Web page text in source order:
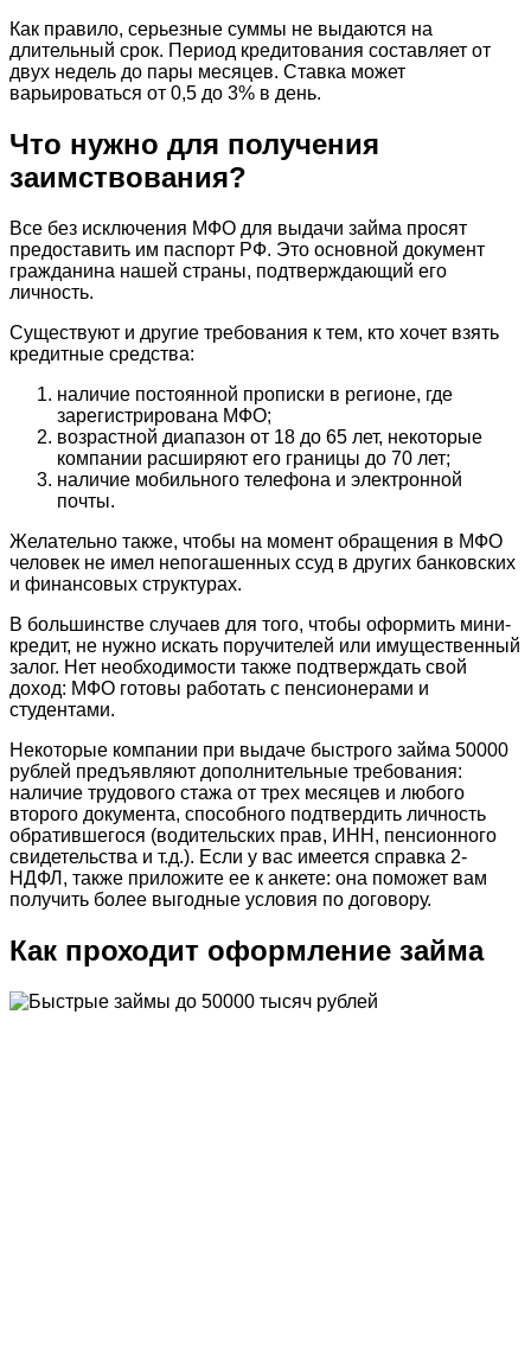
Как правило, серьезные суммы не выдаются на
длительный срок. Период кредитования составляет от
двух недель до пары месяцев. Ставка может
варьироваться от 0,5 до 3% в день.
Что нужно для получения
заимствования?
Все без исключения МФО для выдачи займа просят
предоставить им паспорт РФ. Это основной документ
гражданина нашей страны, подтверждающий его
личность.
Существуют и другие требования к тем, кто хочет взять
кредитные средства:
наличие постоянной прописки в регионе, где
зарегистрирована МФО;
возрастной диапазон от 18 до 65 лет, некоторые
компании расширяют его границы до 70 лет;
наличие мобильного телефона и электронной
почты.
Желательно также, чтобы на момент обращения в МФО
человек не имел непогашенных ссуд в других банковских
и финансовых структурах.
В большинстве случаев для того, чтобы оформить мини-
кредит, не нужно искать поручителей или имущественный
залог. Нет необходимости также подтверждать свой
доход: МФО готовы работать с пенсионерами и
студентами.
Некоторые компании при выдаче быстрого займа 50000
рублей предъявляют дополнительные требования:
наличие трудового стажа от трех месяцев и любого
второго документа, способного подтвердить личность
обратившегося (водительских прав, ИНН, пенсионного
свидетельства и т.д.). Если у вас имеется справка 2-
НДФЛ, также приложите ее к анкете: она поможет вам
получить более выгодные условия по договору.
Как проходит оформление займа